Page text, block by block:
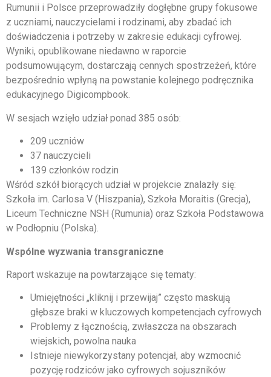
Rumunii i Polsce przeprowadziły dogłębne grupy fokusowe
z uczniami, nauczycielami i rodzinami, aby zbadać ich
doświadczenia i potrzeby w zakresie edukacji cyfrowej.
Wyniki, opublikowane niedawno w raporcie
podsumowującym, dostarczają cennych spostrzeżeń, które
bezpośrednio wpłyną na powstanie kolejnego podręcznika
edukacyjnego Digicompbook.
W sesjach wzięło udział ponad 385 osób:
209 uczniów
37 nauczycieli
139 członków rodzin
Wśród szkół biorących udział w projekcie znalazły się:
Szkoła im. Carlosa V (Hiszpania), Szkoła Moraitis (Grecja),
Liceum Techniczne NSH (Rumunia) oraz Szkoła Podstawowa
w Podłopniu (Polska).
Wspólne wyzwania transgraniczne
Raport wskazuje na powtarzające się tematy:
Umiejętności „kliknij i przewijaj” często maskują
głębsze braki w kluczowych kompetencjach cyfrowych
Problemy z łącznością, zwłaszcza na obszarach
wiejskich, powolna nauka
Istnieje niewykorzystany potencjał, aby wzmocnić
pozycję rodziców jako cyfrowych sojuszników